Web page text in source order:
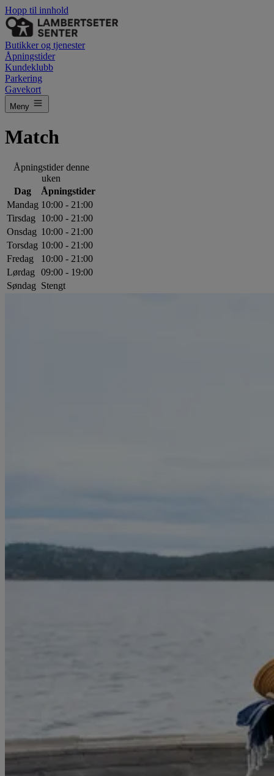
Hopp til innhold
Butikker og tjenester
Åpningstider
Kundeklubb
Parkering
Gavekort
Meny
Match
Åpningstider denne
uken
Dag
Åpningstider
Mandag 10:00 - 21:00
Tirsdag
10:00 - 21:00
Onsdag 10:00 - 21:00
Torsdag 10:00 - 21:00
Fredag
10:00 - 21:00
Lørdag
09:00 - 19:00
Søndag Stengt